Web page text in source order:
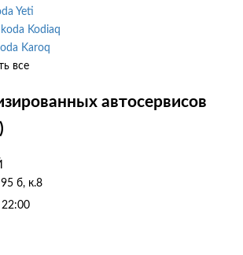
Yeti
Kodiaq
Karoq
все
автосервисов
б, к.8